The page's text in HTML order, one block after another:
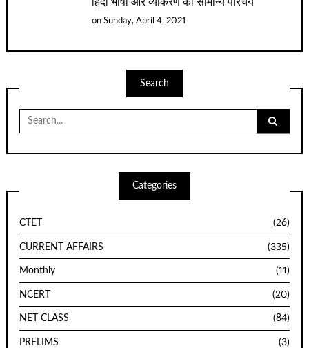
onSunday, April 4, 2021
Search
Search
for:
Categories
CTET (26)
CURRENT AFFAIRS (335)
Monthly (11)
NCERT (20)
NET CLASS (84)
PRELIMS (3)